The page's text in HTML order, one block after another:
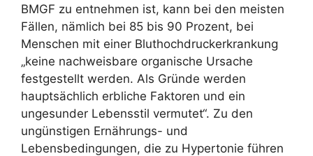
BMGF zu entnehmen ist, kann bei den meisten
Fällen, nämlich bei 85 bis 90 Prozent, bei
Menschen mit einer Bluthochdruckerkrankung
„keine nachweisbare organische Ursache
festgestellt werden. Als Gründe werden
hauptsächlich erbliche Faktoren und ein
ungesunder Lebensstil vermutet“. Zu den
ungünstigen Ernährungs- und
Lebensbedingungen, die zu Hypertonie führen